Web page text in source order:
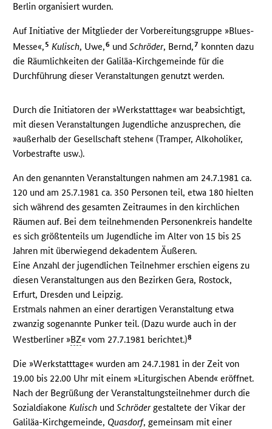
Berlin organisiert wurden.
Auf Initiative der Mitglieder der Vorbereitungsgruppe »Blues-
Messe«,5 Kulisch, Uwe,6 undSchröder, Bernd,7 konnten dazu
die Räumlichkeiten der Galiläa-Kirchgemeinde für die
Durchführung dieser Veranstaltungen genutzt werden.
Durch die Initiatoren der »Werkstatttage« war beabsichtigt,
mit diesen Veranstaltungen Jugendliche anzusprechen, die
»außerhalb der Gesellschaft stehen« (Tramper, Alkoholiker,
Vorbestrafte usw.).
An den genannten Veranstaltungen nahmen am 24.7.1981 ca.
120 und am 25.7.1981 ca. 350 Personen teil, etwa 180 hielten
sich während des gesamten Zeitraumes in den kirchlichen
Räumen auf. Bei dem teilnehmenden Personenkreis handelte
es sich größtenteils um Jugendliche im Alter von 15 bis 25
Jahren mit überwiegend dekadentem Äußeren.
Eine Anzahl der jugendlichen Teilnehmer erschien eigens zu
diesen Veranstaltungen aus den Bezirken Gera, Rostock,
Erfurt, Dresden und Leipzig.
Erstmals nahmen an einer derartigen Veranstaltung etwa
zwanzig sogenannte Punker teil. (Dazu wurde auch in der
Westberliner »BZ« vom 27.7.1981 berichtet.)8
Die »Werkstatttage« wurden am 24.7.1981 in der Zeit von
19.00 bis 22.00 Uhr mit einem »Liturgischen Abend« eröffnet.
Nach der Begrüßung der Veranstaltungsteilnehmer durch die
Sozialdiakone Kulisch undSchrödergestaltete der Vikar der
Galiläa-Kirchgemeinde, Quasdorf, gemeinsam mit einer